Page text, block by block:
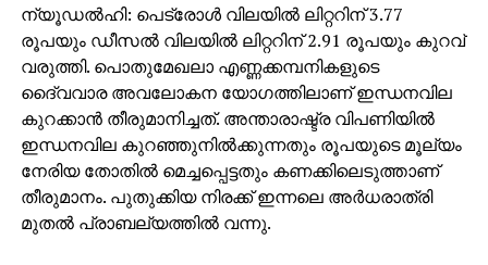
ന്യൂഡല്‍ഹി: പെട്രോള്‍ വിലയില്‍ ലിറ്ററിന് 3.77
രൂപയും ഡീസല്‍ വിലയില്‍ ലിറ്ററിന് 2.91 രൂപയും കുറവ്
വരുത്തി. പൊതുമേഖലാ എണ്ണക്കമ്പനികളുടെ
ദൈ്വവാര അവലോകന യോഗത്തിലാണ് ഇന്ധനവില
കുറക്കാന്‍ തീരുമാനിച്ചത്. അന്താരാഷ്ട്ര വിപണിയില്‍
ഇന്ധനവില കുറഞ്ഞുനില്‍ക്കുന്നതും രൂപയുടെ മൂല്യം
നേരിയ തോതില്‍ മെച്ചപ്പെട്ടതും കണക്കിലെടുത്താണ്
തീരുമാനം. പുതുക്കിയ നിരക്ക് ഇന്നലെ അര്‍ധരാത്രി
മുതല്‍ പ്രാബല്യത്തില്‍ വന്നു.